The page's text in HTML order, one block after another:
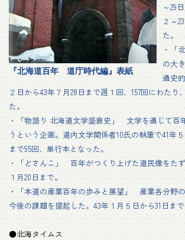
『北海道百年 道庁時代編』表紙
～29
２～
た。
・「
の大
通史
２日から43年７月28日まで週１回、157回にわたり
た。
・「物語り 北海道文学盛衰史」 文学を通じて百
うという企画。道内文学関係者10氏の執筆で41年５
まで95回、単行本となった。
・「どさんこ」 百年がつくり上げた道民像をた
１月20日まで。
・「本道の産業百年の歩みと展望」 産業各分野
今後の課題を提起した。43年１月５日から31日ま
●北海タイムス